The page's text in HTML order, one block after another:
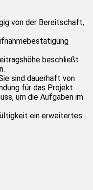
von der Bereitschaft,
beschließt
sind dauerhaft von
für das Projekt
um die Aufgaben im
ein erweitertes